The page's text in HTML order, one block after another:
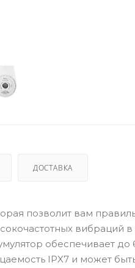
ДОСТАВКА
позволит вам
вибраций в
обеспечивает
IPX7 и может